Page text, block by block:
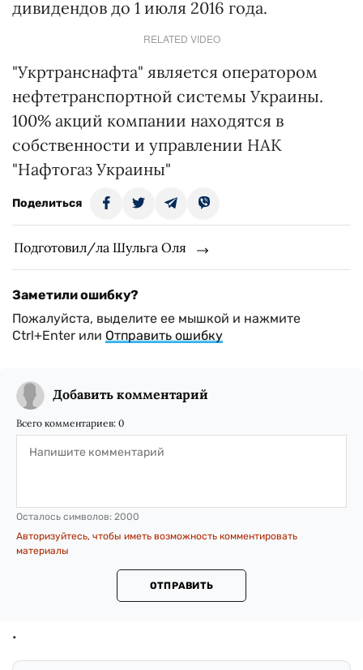
дивидендов до 1 июля 2016 года.
RELATED VIDEO
"Укртранснафта" является оператором
нефтетранспортной системы Украины.
100% акций компании находятся в
собственности и управлении НАК
"Нафтогаз Украины"
Поделиться
Подготовил/ла Шульга Оля
Заметили ошибку?
Пожалуйста, выделите ее мышкой и нажмите
Ctrl+Enter или Отправить ошибку
Добавить комментарий
Всего комментариев: 0
Осталось символов: 2000
Авторизуйтесь, чтобы иметь возможность комментировать
материалы
ОТПРАВИТЬ